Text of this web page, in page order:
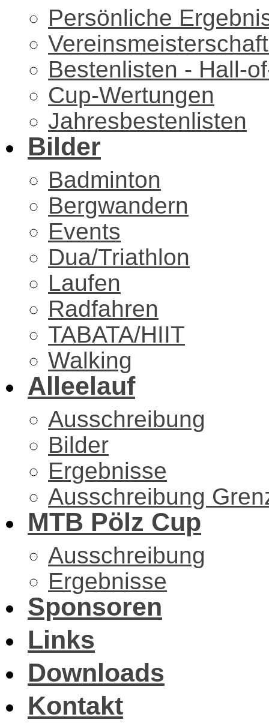
Persönliche
Bestenlisten - Hall-
Cup-Wertungen
Jahresbestenlisten
Bilder
Badminton
Bergwandern
Events
Dua/Triathlon
Laufen
Radfahren
TABATA/HIIT
Walking
Alleelauf
Ausschreibung
Bilder
Ergebnisse
Ausschreibung
MTB Pölz Cup
Ausschreibung
Ergebnisse
Sponsoren
Links
Downloads
Kontakt